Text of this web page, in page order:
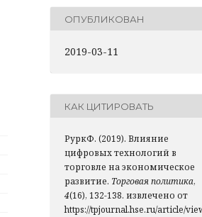
ОПУБЛИКОВАН
2019-03-11
КАК ЦИТИРОВАТЬ
РуркФ. (2019). Влияние
цифровых технологий в
торговле на экономическое
развитие. Торговая политика,
4(16), 132-138. извлечено от
https://tpjournal.hse.ru/article/